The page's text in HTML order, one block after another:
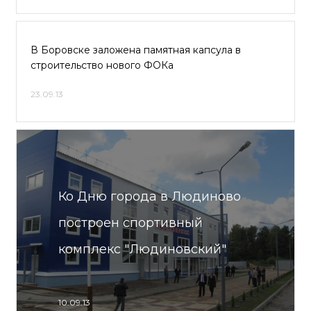
В Боровске заложена памятная капсула в
строительство нового ФОКа
23.09.13
Ко Дню города в Людиново
построен спортивный
комплекс "Людиновский"
10.09.13